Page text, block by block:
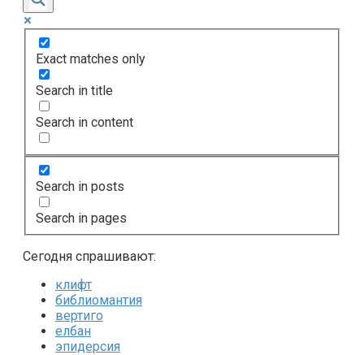
Exact matches only
Search in title
Search in content
Search in posts
Search in pages
Сегодня спрашивают:
клифт
библиомантия
вертиго
елбан
эпидерсия